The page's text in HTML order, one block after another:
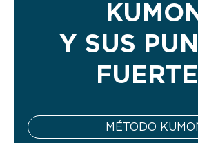
KUMON
Y SUS
MÉTODO